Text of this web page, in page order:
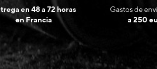
en 48 a 72 horas
en Francia
Gastos de
a 250